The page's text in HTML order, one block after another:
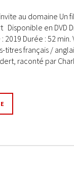
au domaine Un
Disponible en DVD
2019 Durée : 52 min.
titres français /
raconté par